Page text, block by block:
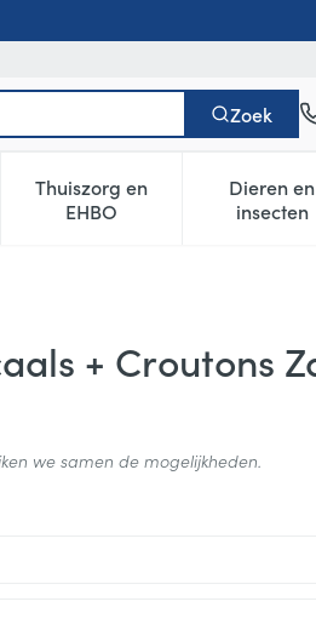
Zoek
categorie
voor Natuur geneeskunde
Thuiszorg en
EHBOToon submenu voor
Dieren en
insecten
+ Croutons
we samen de mogelijkheden.